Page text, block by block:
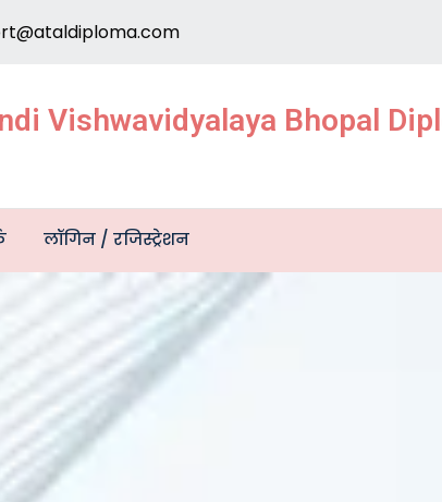
Vishwavidyalaya Bhopal
लॉगिन / रजिस्ट्रेशन